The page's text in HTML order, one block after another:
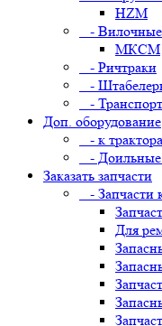
HZM
- Вилочные
МКСМ
- Ричтраки
-
-
Доп. оборудование
- к
- Доильные
Заказать запчасти
- Запчасти
Для